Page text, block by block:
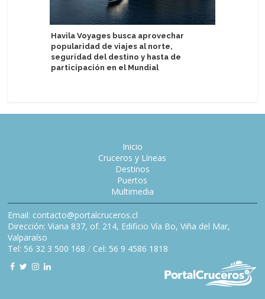
Havila Voyages busca aprovechar
popularidad de viajes al norte,
seguridad del destino y hasta de
participación en el Mundial
Inicio
Cruceros y Líneas
Destinos
Puertos
Multimedia
Email: contacto@portalcruceros.cl
Dirección: Viana 837, of. 214, Edificio Vía Bo, Viña del Mar,
Valparaíso
Tel: 56 32 3 500 168 / Cel: 56 9 4586 1818